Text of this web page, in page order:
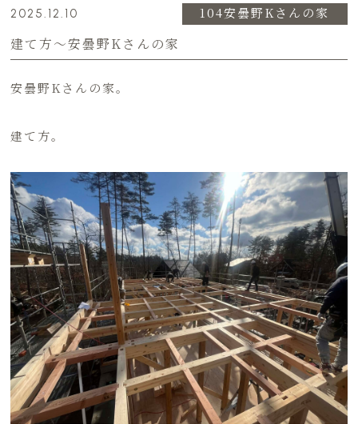
2025.12.10 104安曇野Kさんの家
建て方〜安曇野Kさんの家
安曇野Kさんの家。
建て方。